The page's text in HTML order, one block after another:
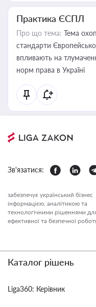
Практика ЄСПЛ
Про що тема: Тема
стандарти
впливають на
норм права в Україні
Зв'язатися:
забезпечує український бізнес
інформацією, аналітикою та
технологічними рішеннями
ефективної та безпечної
Каталог рішень
Liga360: Керівник